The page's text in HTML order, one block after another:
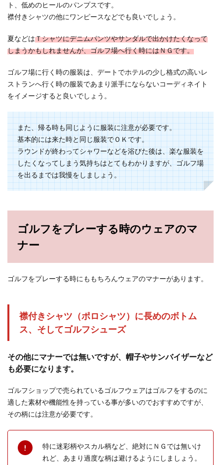
ト、低めのヒールのパンプスです。
襟付きシャツの他にワンピースなどでも良いでしょう。
夏などはＴシャツにデニムパンツやサンダルで出かけたくなって
しまうかもしれませんが、ゴルフ場へ行く時にはＮＧです。
ゴルフ場に行く時の服装は、デートでホテルの少し格式の高いレ
ストランへ行く時の服装であまり派手にならないコーディネイト
をイメージすると良いでしょう。
また、帰る時も同じように服装に注意が必要です。
基本的には来た時と同じ服装でＯＫです。
ラウンドが終わってシャワーなどを浴びた後は、楽な服装を
したくなってしまう気持ちはとてもわかりますが、ゴルフ場
を出るまでは我慢をしましょう。
ゴルフをプレーする時のウェアのマ
ナー
ゴルフをプレーする時にももちろんウェアのマナーがあります。
襟付きシャツ（ポロシャツ）に長めのボトム
ス、そしてゴルフシューズ
その他にマナーでは無いですが、帽子やサンバイザーなど
も必要になります。
ゴルフショップで売られているゴルフウェアはゴルフをするのに
適した素材や機能性を持っている事が多いのでおすすめですが、
その柄には注意が必要です。
特に迷彩柄やスカル柄など、絶対にＮＧでは無いけ
れど、あまり過度な柄は避けるようにしましょう。